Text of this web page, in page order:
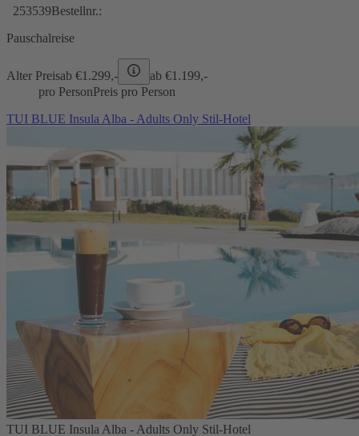
253539Bestellnr.:
Pauschalreise
Alter Preisab €1.299,- ab €1.199,-
pro PersonPreis pro Person
TUI BLUE Insula Alba - Adults Only Stil-Hotel
TUI BLUE Insula Alba - Adults Only Stil-Hotel